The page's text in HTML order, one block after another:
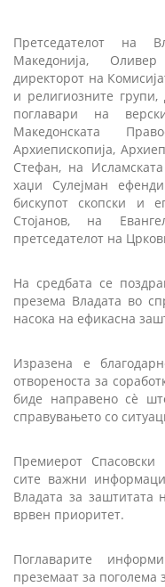
Претседателот на
Македонија,
директорот на
и религиозните
поглавари на
Македонската
Архиепископија,
Стефан, на
хаџи Сулејман
бискупот скопски и
Стојанов, на
претседателот на
На средбата се
презема Владата во
насока на ефикасна
Изразена е
отвореноста за
биде направено сè
справувањето со
Премиерот
сите важни
Владата за заштитата
врвен приоритет.
Поглаварите
преземаат за